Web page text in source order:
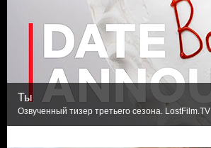
Ты
Озвученный тизер третьего сезона. LostFilm.TV